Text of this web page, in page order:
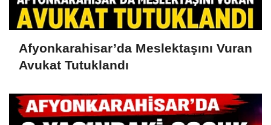
Afyonkarahisar’da Meslektaşını Vuran
Avukat Tutuklandı